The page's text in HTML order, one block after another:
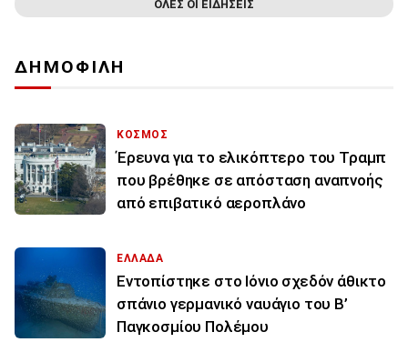
ΟΛΕΣ ΟΙ ΕΙΔΗΣΕΙΣ
ΔΗΜΟΦΙΛΗ
ΚΟΣΜΟΣ
Έρευνα για το ελικόπτερο του Τραμπ
που βρέθηκε σε απόσταση αναπνοής
από επιβατικό αεροπλάνο
ΕΛΛΑΔΑ
Εντοπίστηκε στο Ιόνιο σχεδόν άθικτο
σπάνιο γερμανικό ναυάγιο του Β’
Παγκοσμίου Πολέμου